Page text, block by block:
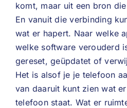
komt, maar uit een bron
En vanuit die verbinding
wat er hapert. Naar welke
welke software verouderd
gereset, geüpdatet of
Het is alsof je je telefoon
van daaruit kunt zien wat
telefoon staat. Wat er